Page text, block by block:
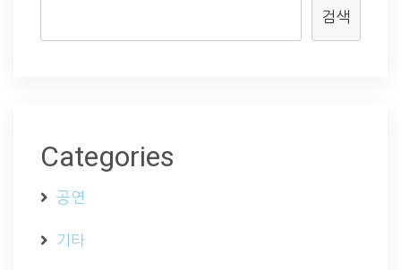
검색
Categories
공연
기타